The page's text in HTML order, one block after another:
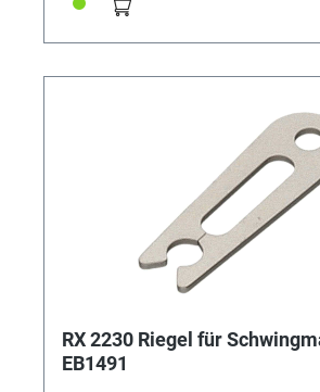
RX 2230 Riegel für
EB1491